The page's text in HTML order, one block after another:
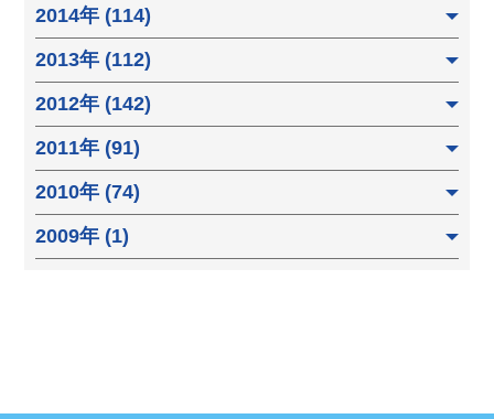
2014年 (114)
2013年 (112)
2012年 (142)
2011年 (91)
2010年 (74)
2009年 (1)